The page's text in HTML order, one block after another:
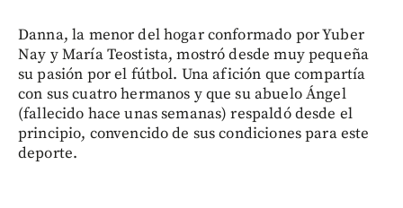
Danna, la menor del hogar conformado por Yuber
Nay y María Teostista, mostró desde muy pequeña
su pasión por el fútbol. Una afición que compartía
con sus cuatro hermanos y que su abuelo Ángel
(fallecido hace unas semanas) respaldó desde el
principio, convencido de sus condiciones para este
deporte.